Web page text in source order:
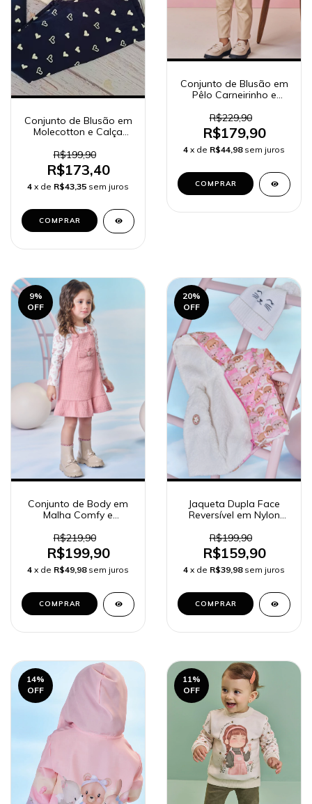
Conjunto de Blusão em
Molecotton e Calça
Elastano 92141 Kukiê
Bebê Menina
R$199,90
R$173,40
4 x de R$43,35 sem juros
COMPRAR
Conjunto de Blusão em
Pêlo Carneirinho e
Couro Eco e Termoskin
Peluciado 92125 Kukiê
Bebê Menina
R$229,90
R$179,90
4 x de R$44,98 sem juros
COMPRAR
9%
OFF
Conjunto de Body em
Malha Comfy e
Waffle 91883 Kukiê
Bebê Menina
R$219,90
R$199,90
4 x de R$49,98 sem juros
COMPRAR
20%
OFF
Jaqueta Dupla Face
Reversível em Nylon
Pêlo Carneirinho 90888
Kukiê Bebê Menina
R$199,90
R$159,90
4 x de R$39,98 sem juros
COMPRAR
14%
OFF
11%
OFF